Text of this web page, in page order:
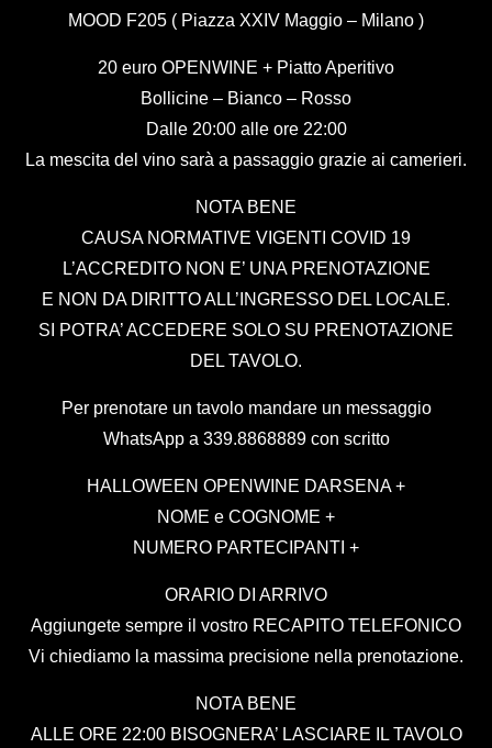
MOOD F205 ( Piazza XXIV Maggio – Milano )
20 euro OPENWINE + Piatto Aperitivo
Bollicine – Bianco – Rosso
Dalle 20:00 alle ore 22:00
La mescita del vino sarà a passaggio grazie ai camerieri.
NOTA BENE
CAUSA NORMATIVE VIGENTI COVID 19
L’ACCREDITO NON E’ UNA PRENOTAZIONE
E NON DA DIRITTO ALL’INGRESSO DEL LOCALE.
SI POTRA’ ACCEDERE SOLO SU PRENOTAZIONE
DEL TAVOLO.
Per prenotare un tavolo mandare un messaggio
WhatsApp a 339.8868889 con scritto
HALLOWEEN OPENWINE DARSENA +
NOME e COGNOME +
NUMERO PARTECIPANTI +
ORARIO DI ARRIVO
Aggiungete sempre il vostro RECAPITO TELEFONICO
Vi chiediamo la massima precisione nella prenotazione.
NOTA BENE
ALLE ORE 22:00 BISOGNERA’ LASCIARE IL TAVOLO